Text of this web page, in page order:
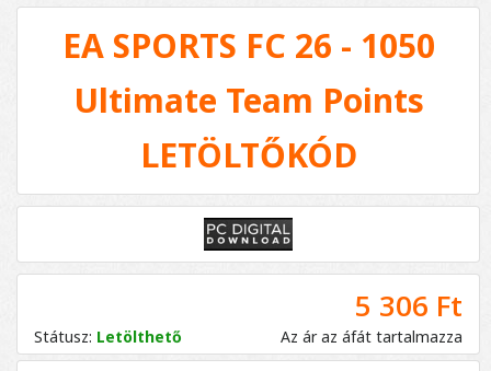
EA SPORTS FC 26 - 1050
Ultimate Team Points
LETÖLTŐKÓD
Státusz: Letölthető
5 306 Ft
Az ár az áfát tartalmazza